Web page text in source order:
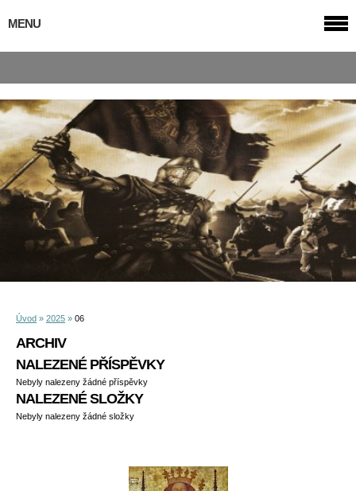
Úvod » 2025 » 06
ARCHIV
NALEZENÉ PŘÍSPĚVKY
Nebyly nalezeny žádné příspěvky
NALEZENÉ SLOŽKY
Nebyly nalezeny žádné složky
MENU